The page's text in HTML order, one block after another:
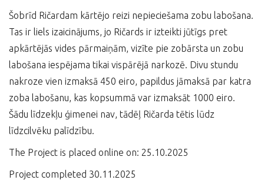
Šobrīd Ričardam kārtējo reizi nepieciešama zobu labošana.
Tas ir liels izaicinājums, jo Ričards ir izteikti jūtīgs pret
apkārtējās vides pārmaiņām, vizīte pie zobārsta un zobu
labošana iespējama tikai vispārējā narkozē. Divu stundu
nakroze vien izmaksā 450 eiro, papildus jāmaksā par katra
zoba labošanu, kas kopsummā var izmaksāt 1000 eiro.
Šādu līdzekļu ģimenei nav, tādēļ Ričarda tētis lūdz
līdzcilvēku palīdzību.
The Project is placed online on: 25.10.2025
Project completed 30.11.2025